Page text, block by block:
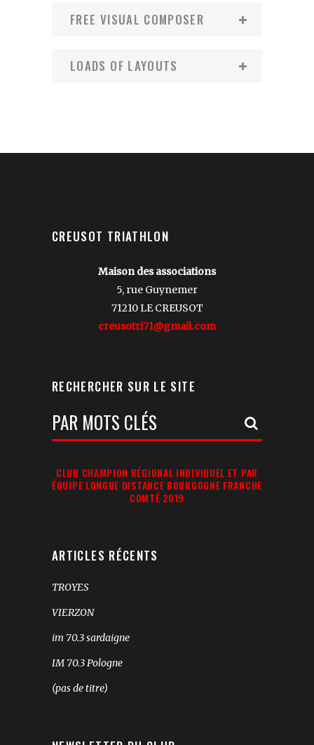
FREE VISUAL COMPOSER
LOADS OF LAYOUTS
CREUSOT TRIATHLON
Maison des associations
5, rue Guynemer
71210 LE CREUSOT
creusotri71@gmail.com
RECHERCHER SUR LE SITE
Votre
Recherche:
CLUB CHAMPION RÉGIONAL INDIVIDUEL ET PAR
ÉQUIPE LONGUE DISTANCE BOURGOGNE FRANCHE
COMTÉ 2019
ARTICLES RÉCENTS
TROYES
VIERZON
im 70.3 sardaigne
IM 70.3 Pologne
(pas de titre)